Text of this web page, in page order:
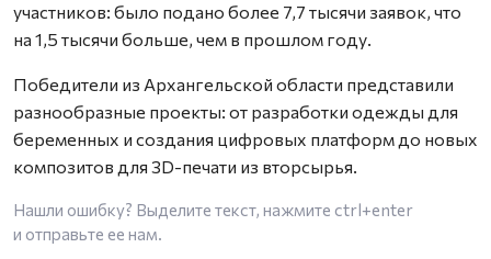
участников: было подано более 7,7 тысячи заявок, что
на 1,5 тысячи больше, чем в прошлом году.
Победители из Архангельской области представили
разнообразные проекты: от разработки одежды для
беременных и создания цифровых платформ до новых
композитов для 3D-печати из вторсырья.
Нашли ошибку? Выделите текст, нажмите ctrl+enter
и отправьте ее нам.